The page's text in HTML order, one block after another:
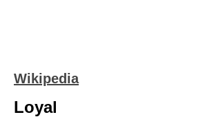
Wikipedia
Loyal